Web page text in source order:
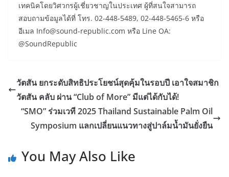
เทคนิคโดยวิศวกรผู้เชี่ยวชาญในประเทศ ผู้ที่สนใจสามารถ
สอบถามข้อมูลได้ที่ โทร. 02-448-5489, 02-448-5465-6 หรือ
อีเมล Info@sound-republic.com หรือ Line OA:
@SoundRepublic
วัตสัน ยกระดับสิทธิประโยชน์สุดคุ้มในรอบปี เอาใจสมาชิก
วัตสัน คลับ ผ่าน “Club of More” มีแต่ได้กับได้!
“SMO” ร่วมเวที 2025 Thailand Sustainable Palm Oil
Symposium แลกเปลี่ยนแนวทางสู่ปาล์มน้ำมันยั่งยืน
You May Also Like